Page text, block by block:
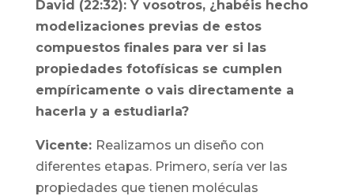
David (22:32): Y vosotros, ¿habéis hecho
modelizaciones previas de estos
compuestos finales para ver si las
propiedades fotofísicas se cumplen
empíricamente o vais directamente a
hacerla y a estudiarla?
Vicente: Realizamos un diseño con
diferentes etapas. Primero, sería ver las
propiedades que tienen moléculas